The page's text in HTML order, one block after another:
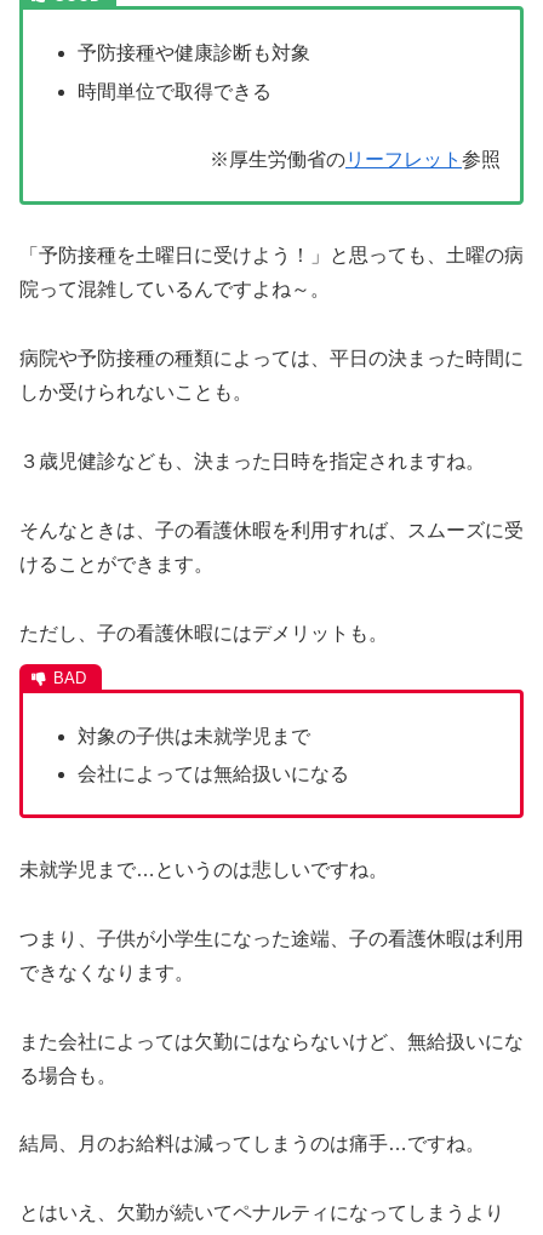
予防接種や健康診断も対象
時間単位で取得できる
※厚生労働省のリーフレット 参照
「予防接種を土曜日に受けよう！」と思っても、土曜の病
院って混雑しているんですよね～。
病院や予防接種の種類によっては、平日の決まった時間に
しか受けられないことも。
３歳児健診なども、決まった日時を指定されますね。
そんなときは、子の看護休暇を利用すれば、スムーズに受
けることができます。
ただし、子の看護休暇にはデメリットも。
対象の子供は未就学児まで
会社によっては無給扱いになる
未就学児まで…というのは悲しいですね。
つまり、子供が小学生になった途端、子の看護休暇は利用
できなくなります。
また会社によっては欠勤にはならないけど、無給扱いにな
る場合も。
結局、月のお給料は減ってしまうのは痛手…ですね。
とはいえ、欠勤が続いてペナルティになってしまうより